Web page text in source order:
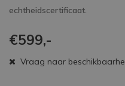
echtheidscertificaat.
€599,-
Vraag naar